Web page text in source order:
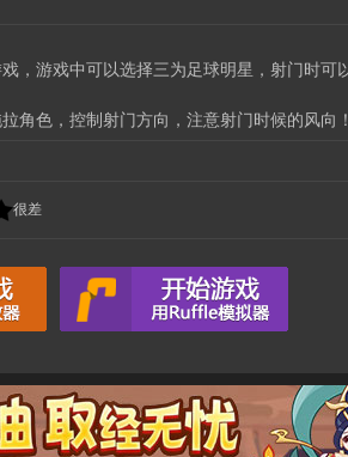
，游戏中可以选择三为足球明星，射门时可
角色，控制射门方向，注意射门时候的风向
很差